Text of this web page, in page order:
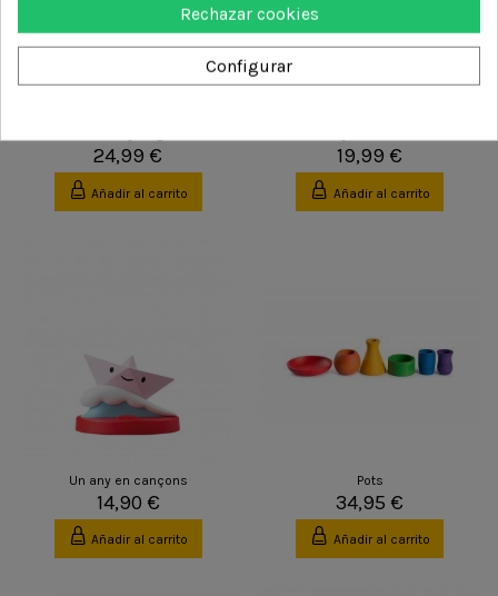
24,99 €
Añadir al carrito
19,99 €
Añadir al carrito
Un any en cançons
14,90 €
Añadir al carrito
Pots
34,95 €
Añadir al carrito
Rechazar cookies
Configurar